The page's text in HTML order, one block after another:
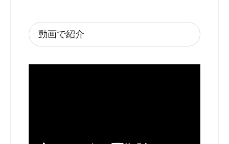
動画で紹介